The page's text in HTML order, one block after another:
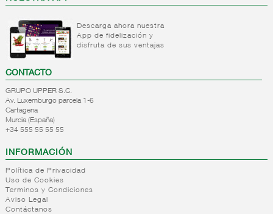
Descarga ahora nuestra
App de fidelización y
disfruta de sus ventajas
CONTACTO
GRUPO UPPER S.C.
Av. Luxemburgo parcela 1-6
Cartagena
Murcia (España)
+34 555 55 55 55
INFORMACIÓN
Política de Privacidad
Uso de Cookies
Terminos y Condiciones
Aviso Legal
Contáctanos